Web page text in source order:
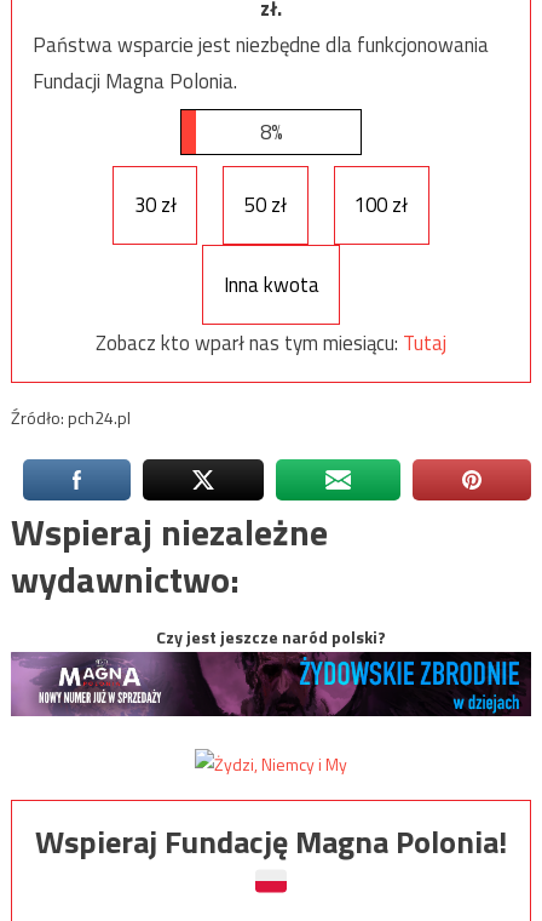
zł.
Państwa wsparcie jest niezbędne dla funkcjonowania
Fundacji Magna Polonia.
8%
30 zł 50 zł 100 zł
Inna kwota
Zobacz kto wparł nas tym miesiącu: Tutaj
Źródło: pch24.pl
Wspieraj niezależne
wydawnictwo:
Czy jest jeszcze naród polski?
Wspieraj Fundację Magna Polonia!